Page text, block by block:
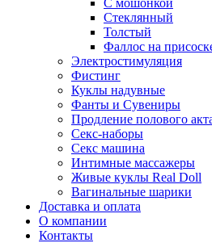
С мошонкой
Стеклянный
Толстый
Фаллос на
Электростимуляция
Фистинг
Куклы надувные
Фанты и Сувениры
Продление полового
Секс-наборы
Секс машина
Интимные массажеры
Живые куклы Real Doll
Вагинальные шарики
Доставка и оплата
О компании
Контакты